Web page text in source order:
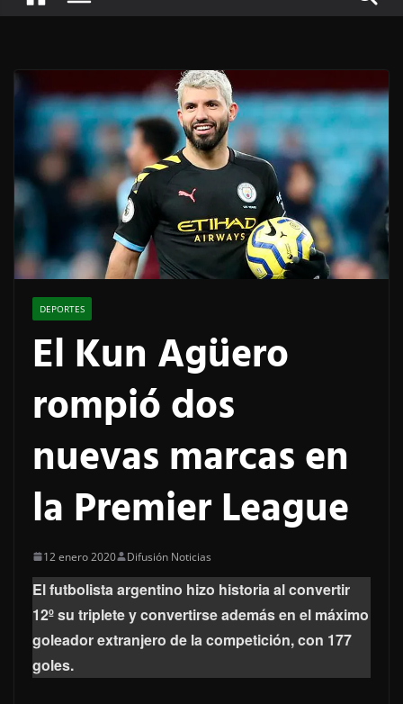
DEPORTES
El Kun Agüero
rompió dos
nuevas marcas en
la Premier League
12 enero 2020 Difusión Noticias
El futbolista argentino hizo historia al convertir
12º su triplete y convertirse además en el máximo
goleador extranjero de la competición, con 177
goles.